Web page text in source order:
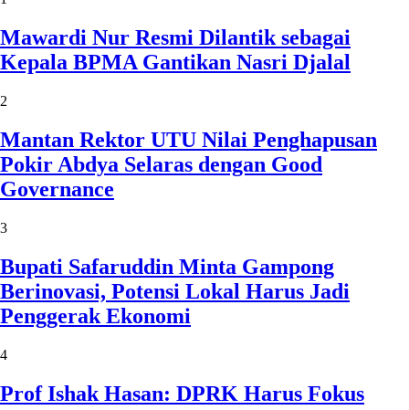
Mawardi Nur Resmi Dilantik sebagai
Kepala BPMA Gantikan Nasri Djalal
2
Mantan Rektor UTU Nilai Penghapusan
Pokir Abdya Selaras dengan Good
Governance
3
Bupati Safaruddin Minta Gampong
Berinovasi, Potensi Lokal Harus Jadi
Penggerak Ekonomi
4
Prof Ishak Hasan: DPRK Harus Fokus